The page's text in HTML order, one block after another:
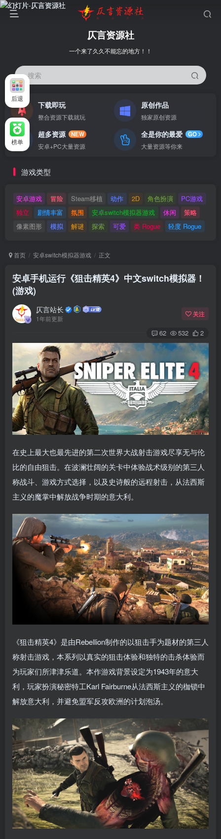
仄言资源社
一个来了久久不能忘的地方！！
搜索
下载即玩
整合资源下载就玩
原创作品
独家原创资源
超多资源
NEW
安卓+PC大量资源
全是你的最爱
GO
大量资源等你来
游戏类型
安卓游戏 冒险 Steam移植 动作 2D 角色扮演
PC游戏
独立
剧情丰富 氛围 安卓switch模拟器游戏 休闲
策略
像素图形
模拟 解谜 探索 可爱 类 Rogue 轻度 Rogue
首页 安卓switch模拟器游戏 正文
安卓手机运行《狙击精英4》中文switch模拟器！
(游戏)
仄言站长
1年前更新
关注
62 532 2
在史上最大也最先进的第二次世界大战射击游戏尽享无与伦
比的自由狙击。在波澜壮阔的关卡中体验战术级别的第三人
称战斗、游戏方式选择，以及史诗般的远程射击，从法西斯
主义的魔掌中解放战争时期的意大利。
《狙击精英4》是由Rebellion制作的以狙击手为题材的第三人
称射击游戏，本系列以真实的狙击体验和独特的击杀体验而
为玩家们所津津乐道。本作游戏背景设定为1943年的意大
利，玩家扮演秘密特工Karl Fairburne从法西斯主义的枷锁中
解放意大利，并避免盟军反攻欧洲的计划泡汤。
后退
榜单